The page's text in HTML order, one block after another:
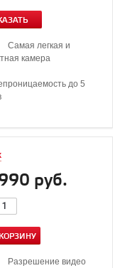
Самая легкая и
камера
до 5
руб.
Разрешение видео